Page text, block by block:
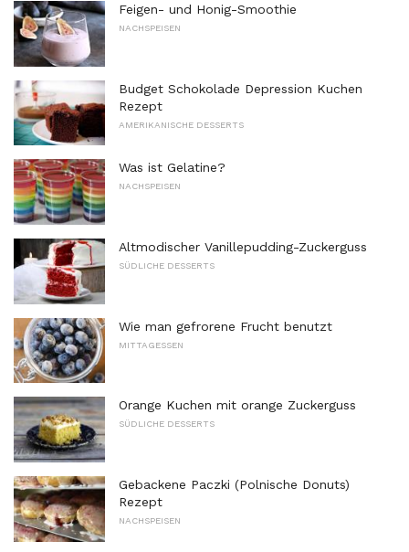
Feigen- und Honig-Smoothie
NACHSPEISEN
Budget Schokolade Depression Kuchen
Rezept
AMERIKANISCHE DESSERTS
Was ist Gelatine?
NACHSPEISEN
Altmodischer Vanillepudding-Zuckerguss
SÜDLICHE DESSERTS
Wie man gefrorene Frucht benutzt
MITTAGESSEN
Orange Kuchen mit orange Zuckerguss
SÜDLICHE DESSERTS
Gebackene Paczki (Polnische Donuts)
Rezept
NACHSPEISEN